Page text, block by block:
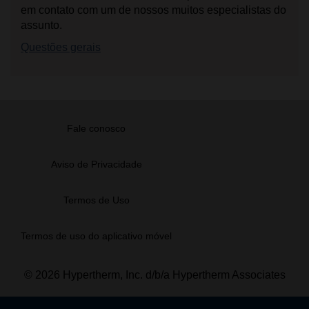
em contato com um de nossos muitos especialistas do
assunto.
Questões gerais
Fale conosco
Aviso de Privacidade
Termos de Uso
Termos de uso do aplicativo móvel
© 2026 Hypertherm, Inc. d/b/a Hypertherm Associates